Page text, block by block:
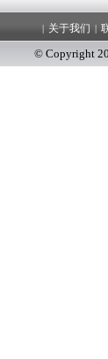
| 关于我们 |
© Copyright